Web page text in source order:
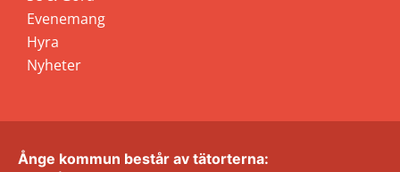
Evenemang
Hyra
Nyheter
Ånge kommun består av tätorterna: